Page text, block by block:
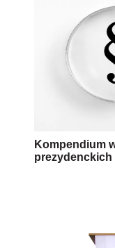
Kompendium
prezydenckich